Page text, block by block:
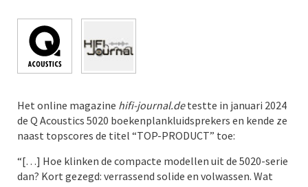
Het online magazine hifi-journal.detestte in januari 2024
de Q Acoustics 5020 boekenplankluidsprekers en kende ze
naast topscores de titel “TOP-PRODUCT” toe:
“[…] Hoe klinken de compacte modellen uit de 5020-serie
dan? Kort gezegd: verrassend solide en volwassen. Wat